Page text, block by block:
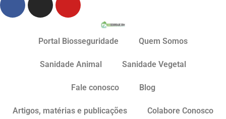
Portal Biosseguridade Quem Somos
Sanidade Animal Sanidade Vegetal
Fale conosco Blog
Artigos, matérias e publicações Colabore Conosco